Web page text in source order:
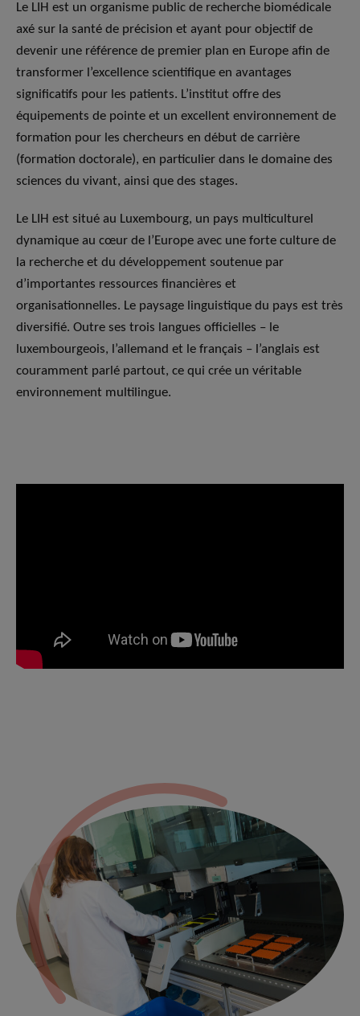
Le LIH est un organisme public de recherche biomédicale
axé sur la santé de précision et ayant pour objectif de
devenir une référence de premier plan en Europe afin de
transformer l’excellence scientifique en avantages
significatifs pour les patients. L’institut offre des
équipements de pointe et un excellent environnement de
formation pour les chercheurs en début de carrière
(formation doctorale), en particulier dans le domaine des
sciences du vivant, ainsi que des stages.
Le LIH est situé au Luxembourg, un pays multiculturel
dynamique au cœur de l’Europe avec une forte culture de
la recherche et du développement soutenue par
d’importantes ressources financières et
organisationnelles. Le paysage linguistique du pays est très
diversifié. Outre ses trois langues officielles – le
luxembourgeois, l’allemand et le français – l’anglais est
couramment parlé partout, ce qui crée un véritable
environnement multilingue.